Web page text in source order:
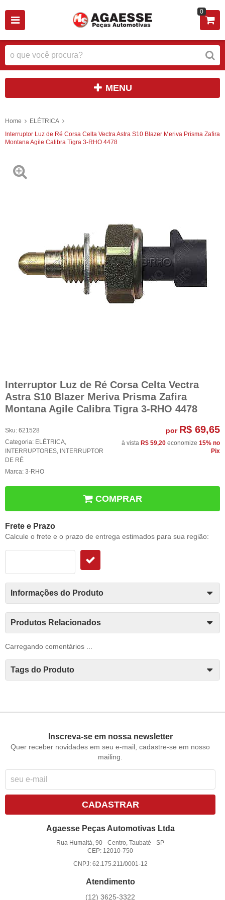
0
MENU
Home
ELÉTRICA
Interruptor Luz de Ré Corsa Celta Vectra Astra S10 Blazer Meriva Prisma Zafira
Montana Agile Calibra Tigra 3-RHO 4478
Interruptor Luz de Ré Corsa Celta Vectra
Astra S10 Blazer Meriva Prisma Zafira
Montana Agile Calibra Tigra 3-RHO 4478
Sku: 621528
Categoria: ELÉTRICA,
INTERRUPTORES, INTERRUPTOR
DE RÉ
Marca: 3-RHO
por R$ 69,65
à vista R$ 59,20 economize 15% no
Pix
COMPRAR
Frete e Prazo
Calcule o frete e o prazo de entrega estimados para sua região:
Informações do Produto
Produtos Relacionados
Carregando comentários ...
Tags do Produto
Inscreva-se em nossa newsletter
Quer receber novidades em seu e-mail, cadastre-se em nosso
mailing.
CADASTRAR
Agaesse Peças Automotivas Ltda
Rua Humaitá, 90 -Centro, Taubaté -SP
CEP: 12010-750
CNPJ: 62.175.211/0001-12
Atendimento
(12) 3625-3322